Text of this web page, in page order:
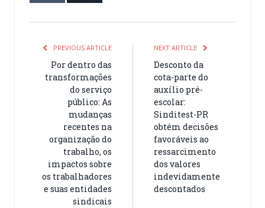
PREVIOUS ARTICLE
Por dentro das
transformações
do serviço
público: As
mudanças
recentes na
organização do
trabalho, os
impactos sobre
os trabalhadores
e suas entidades
sindicais
NEXT ARTICLE
Desconto da
cota-parte do
auxílio pré-
escolar:
Sinditest-PR
obtém decisões
favoráveis ao
ressarcimento
dos valores
indevidamente
descontados